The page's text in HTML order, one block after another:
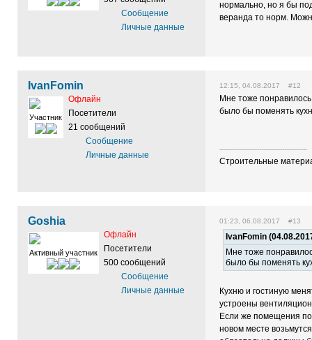
Сообщение
Личные данные
нормально, но я бы
веранда то норм.
IvanFomin
Участник
Офлайн
Посетители
21 сообщений
Сообщение
Личные данные
12:15, 04.08.2017 #12
Мне тоже
было бы поменять
------------------------------------------
Строительные
Goshia
Активный участник
Офлайн
Посетители
500 сообщений
Сообщение
Личные данные
01:23, 06.08.2017 #13
IvanFomin
Мне тоже
было бы поменять
Кухню и гостиную
устроены
Если же помещения
новом месте